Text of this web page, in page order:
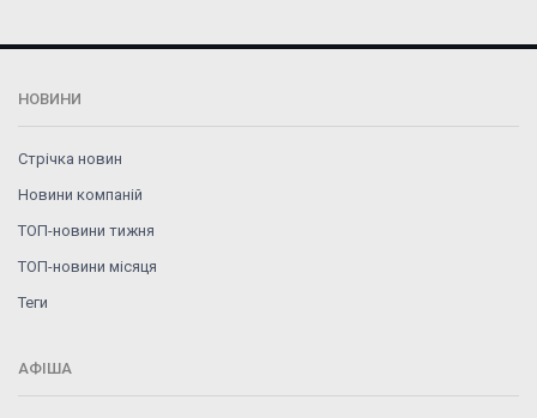
НОВИНИ
Стрічка новин
Новини компаній
ТОП-новини тижня
ТОП-новини місяця
Теги
АФІША